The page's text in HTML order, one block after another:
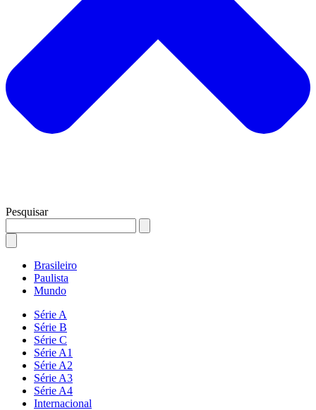
Pesquisar
Brasileiro
Paulista
Mundo
Série A
Série B
Série C
Série A1
Série A2
Série A3
Série A4
Internacional